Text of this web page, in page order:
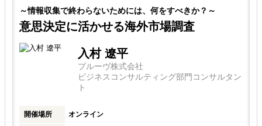
～情報収集で終わらないためには、何をすべきか？～
意思決定に活かせる海外市場調査
入村 遼平
プルーヴ株式会社
ビジネスコンサルティング部門コンサルタン
ト
開催場所 オンライン